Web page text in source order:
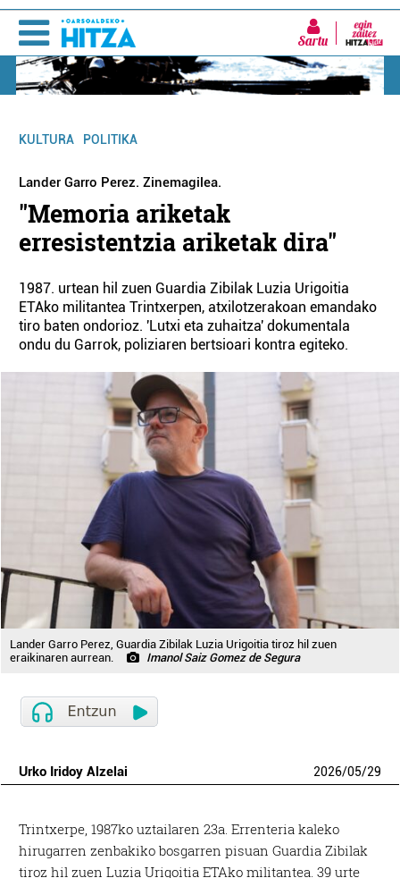
Sartu
KULTURA POLITIKA
Lander Garro Perez. Zinemagilea.
"Memoria ariketak
erresistentzia ariketak dira"
1987. urtean hil zuen Guardia Zibilak Luzia Urigoitia
ETAko militantea Trintxerpen, atxilotzerakoan emandako
tiro baten ondorioz. 'Lutxi eta zuhaitza' dokumentala
ondu du Garrok, poliziaren bertsioari kontra egiteko.
Lander Garro Perez, Guardia Zibilak Luzia Urigoitia tiroz hil zuen
eraikinaren aurrean.
Imanol Saiz Gomez de Segura
Urko Iridoy Alzelai 2026/05/29
Trintxerpe, 1987ko uztailaren 23a. Errenteria kaleko
hirugarren zenbakiko bosgarren pisuan Guardia Zibilak
tiroz hil zuen Luzia Urigoitia ETAko militantea. 39 urte